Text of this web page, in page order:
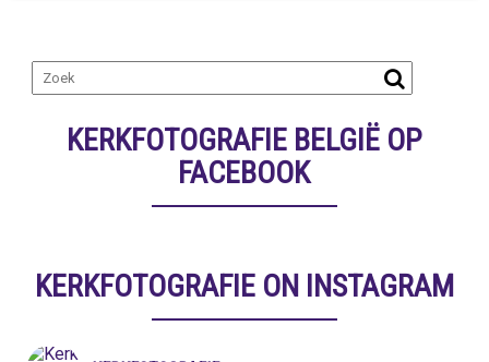
KERKFOTOGRAFIE BELGIË OP
FACEBOOK
KERKFOTOGRAFIE ON INSTAGRAM